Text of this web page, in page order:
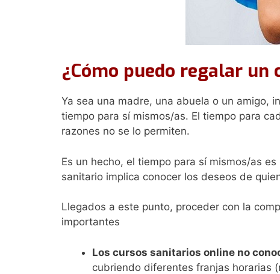
¿Cómo puedo regalar
Ya sea una madre, una abuela o un amigo,
tiempo para sí mismos/as. El tiempo para
razones no se lo permiten.
Es un hecho, el tiempo para sí mismos/as
sanitario implica conocer los deseos de
Llegados a este punto, proceder con la
importantes
Los cursos sanitarios online no
cubriendo diferentes franjas horarias